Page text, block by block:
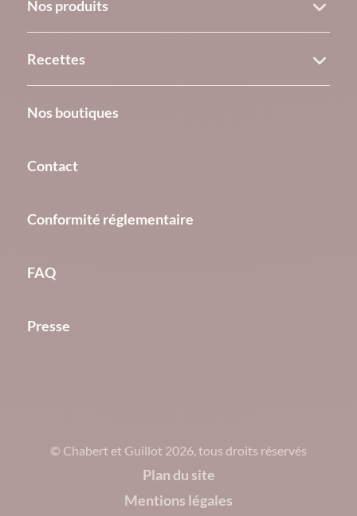
Nos produits
Recettes
Nos boutiques
Contact
Conformité réglementaire
FAQ
Presse
© Chabert et Guillot 2026, tous droits réservés
Plan du site
Mentions légales